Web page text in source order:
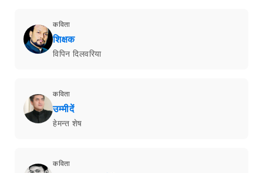
कविता
शिक्षक
विपिन दिलवरिया
कविता
उम्मीदें
हेमन्त शेष
कविता